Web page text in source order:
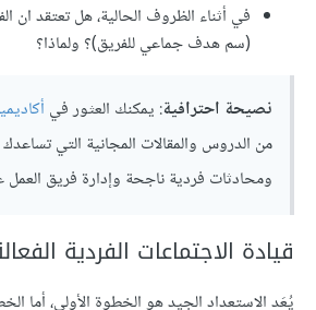
في أثناء الظروف الحالية، هل تعتقد
(سم هدف جماعي للفريق)؟ ولماذا؟
نصيحة احترافية: يمكنك العثور في
من الدروس والمقالات المجانية التي
ومحادثات فردية ناجحة وإدارة فريق العمل
قيادة الاجتماعات الفردية
يُعَد الاستعداد الجيد هو الخطوة الأولى، أما